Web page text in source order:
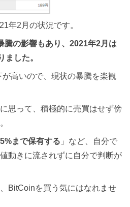
年2月の状況です。
の影響もあり、2021年2月は
ました。
高いので、現状の暴騰を楽観
思って、積極的に売買はせず傍
まで保有する 」など、自分で
動きに流されずに自分で判断が
BitCoinを買う気にはなれませ